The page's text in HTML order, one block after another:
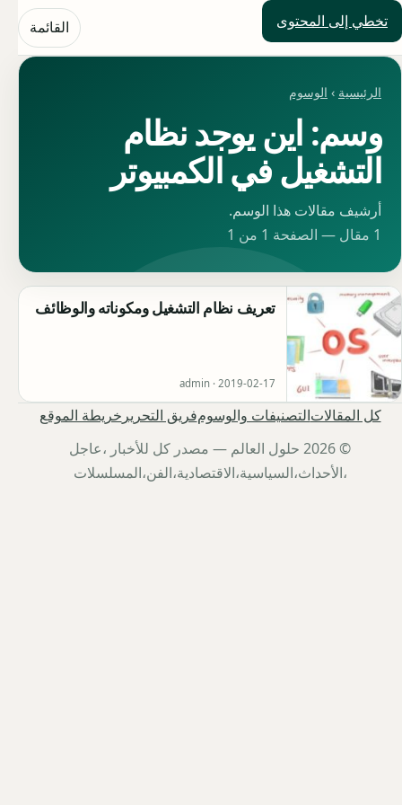
تخطي إلى المحتوى
حلول العالم القائمة
الرئيسية › الوسوم
وسم: اين يوجد نظام
التشغيل في الكمبيوتر
أرشيف مقالات هذا الوسم.
1 مقال — الصفحة 1 من 1
تعريف نظام التشغيل ومكوناته والوظائف
admin · 2019-02-17
كل المقالاتالتصنيفات والوسومفريق التحرير خريطة الموقع
© 2026 حلول العالم — مصدر كل للأخبار ،عاجل
،الأحداث،السياسية،الاقتصادية،الفن،المسلسلات